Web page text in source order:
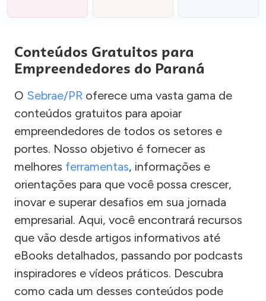
Conteúdos Gratuitos para
Empreendedores do Paraná
O Sebrae/PR oferece uma vasta gama de
conteúdos gratuitos para apoiar
empreendedores de todos os setores e
portes. Nosso objetivo é fornecer as
melhores ferramentas, informações e
orientações para que você possa crescer,
inovar e superar desafios em sua jornada
empresarial. Aqui, você encontrará recursos
que vão desde artigos informativos até
eBooks detalhados, passando por podcasts
inspiradores e vídeos práticos. Descubra
como cada um desses conteúdos pode